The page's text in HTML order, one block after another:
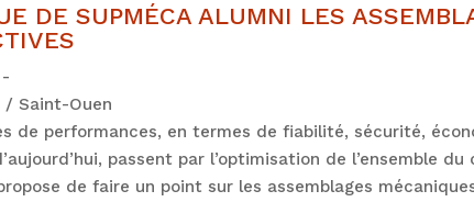
DE SUPMÉCA ALUMNI LES
/ Saint-Ouen
de performances, en termes de fiabilité, sécurité,
passent par l’optimisation de l’ensemble
de faire un point sur les assemblages